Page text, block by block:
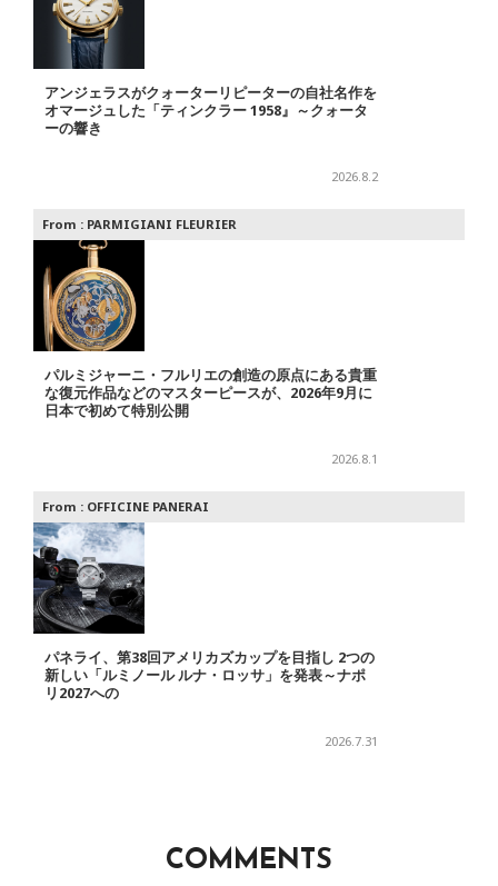
アンジェラスがクォーターリピーターの自社名作を
オマージュした「ティンクラー 1958』～クォータ
ーの響き
2026.8.2
From : PARMIGIANI FLEURIER
パルミジャーニ・フルリエの創造の原点にある貴重
な復元作品などのマスターピースが、2026年9月に
日本で初めて特別公開
2026.8.1
From : OFFICINE PANERAI
パネライ、第38回アメリカズカップを目指し 2つの
新しい「ルミノール ルナ・ロッサ」を発表～ナポ
リ2027への
2026.7.31
COMMENTS